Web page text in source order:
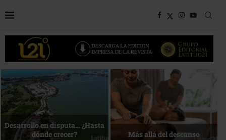
Bottega, un viaje servido a la
mesa
Energía que Impulsa la
competitividad